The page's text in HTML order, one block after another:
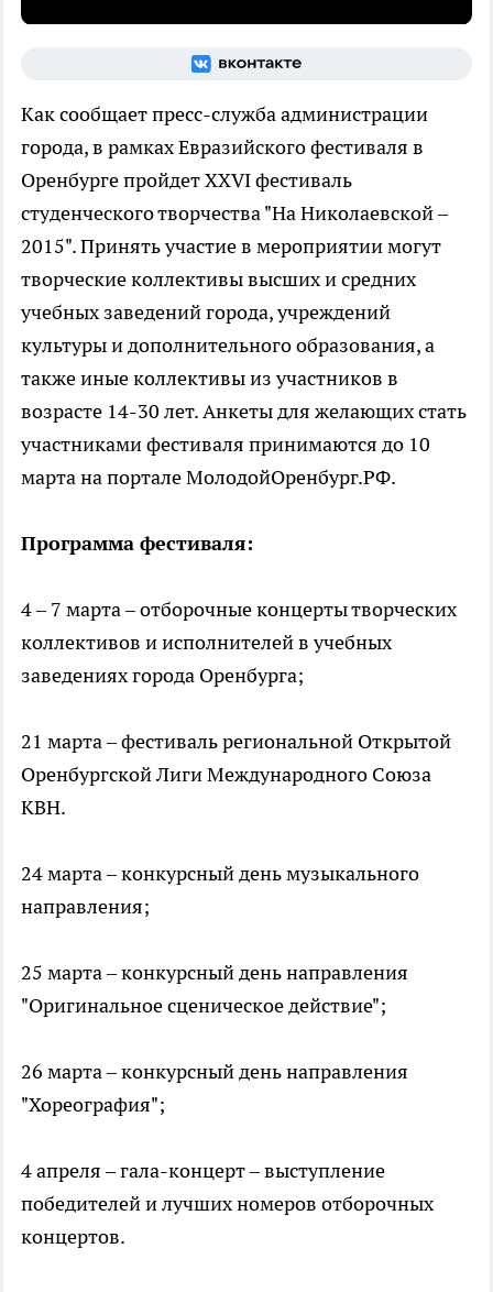
Как сообщает пресс-служба администрации
города, в рамках Евразийского фестиваля в
Оренбурге пройдет XXVI фестиваль
студенческого творчества "На Николаевской –
2015". Принять участие в мероприятии могут
творческие коллективы высших и средних
учебных заведений города, учреждений
культуры и дополнительного образования, а
также иные коллективы из участников в
возрасте 14-30 лет. Анкеты для желающих стать
участниками фестиваля принимаются до 10
марта на портале МолодойОренбург.РФ.
Программа фестиваля:
4 – 7 марта – отборочные концерты творческих
коллективов и исполнителей в учебных
заведениях города Оренбурга;
21 марта – фестиваль региональной Открытой
Оренбургской Лиги Международного Союза
КВН.
24 марта – конкурсный день музыкального
направления;
25 марта – конкурсный день направления
"Оригинальное сценическое действие";
26 марта – конкурсный день направления
"Хореография";
4 апреля – гала-концерт – выступление
победителей и лучших номеров отборочных
концертов.